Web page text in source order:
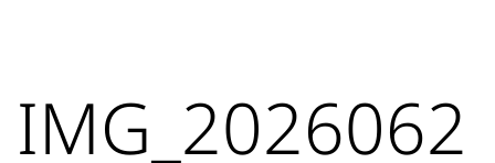
IMG_2026062